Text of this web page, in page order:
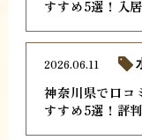
すすめ5選！入
神奈川県で口コ
すすめ5選！評
2026.06.11